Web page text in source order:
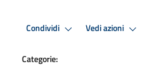
Condividi Vedi azioni
Categorie: